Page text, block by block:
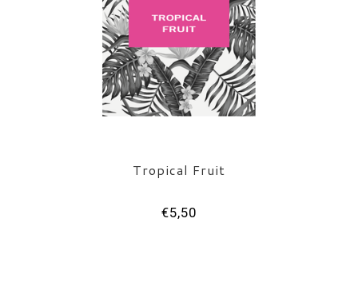
Tropical Fruit
€5,50